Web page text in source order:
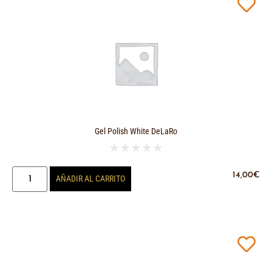
Gel Polish White DeLaRo
★ ★ ★ ★ ★
14,00€
AÑADIR AL CARRITO